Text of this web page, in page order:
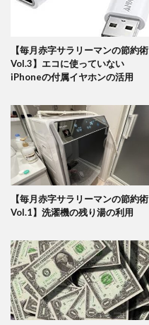
【毎月赤字サラリーマンの節約術
Vol.3】エコに使っていない
iPhoneの付属イヤホンの活用
【毎月赤字サラリーマンの節約術
Vol.1】洗濯機の残り湯の利用